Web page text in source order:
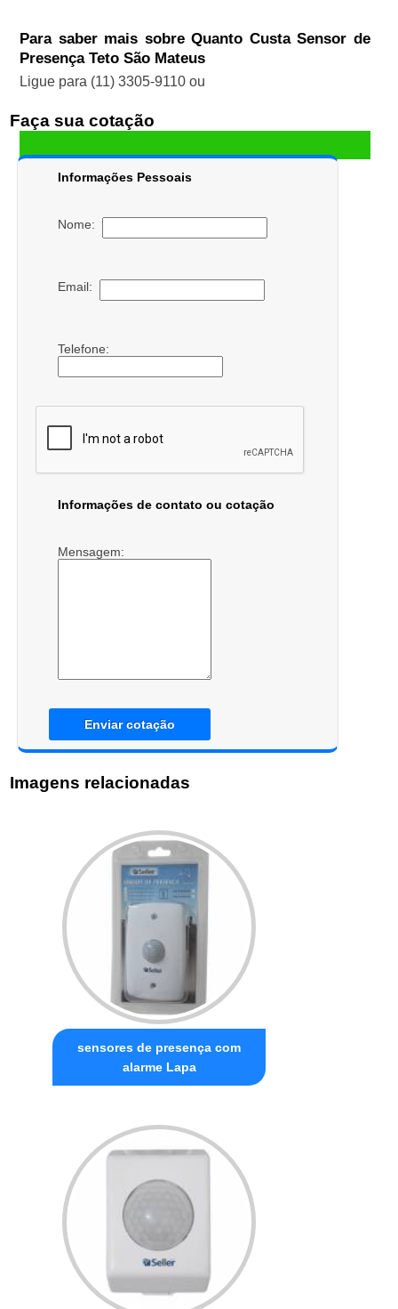
Para saber mais sobre Quanto Custa Sensor de
Presença Teto São Mateus
Ligue para (11) 3305-9110ou
Faça sua cotação
Informações Pessoais
Nome:
Email:
Telefone:
Informações de contato ou cotação
Mensagem:
Enviar cotação
Imagens relacionadas
sensores de presença com
alarme Lapa